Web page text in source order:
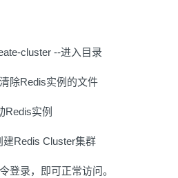
cluster --进入目录
除Redis实例的文件
Redis实例
建Redis Cluster集群
登录，即可正常访问。